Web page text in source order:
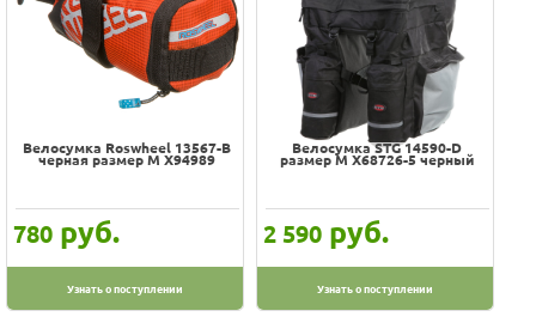
Велосумка Roswheel 13567-B
черная размер M Х94989
780 руб.
Узнать о поступлении
Велосумка STG 14590-D
размер M Х68726-5 черный
2 590 руб.
Узнать о поступлении